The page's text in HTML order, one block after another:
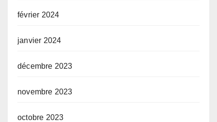
février 2024
janvier 2024
décembre 2023
novembre 2023
octobre 2023